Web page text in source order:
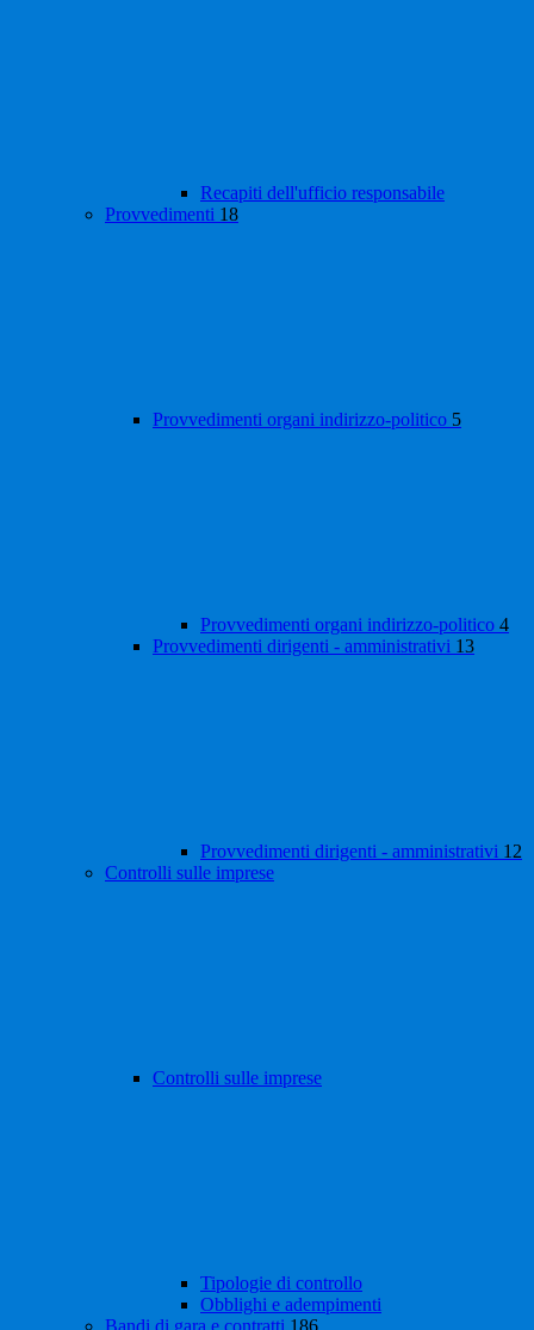
Recapiti dell'ufficio responsabile
Provvedimenti 18
Provvedimenti organi indirizzo-politico 5
Provvedimenti organi indirizzo-politico 4
Provvedimenti dirigenti - amministrativi 13
Provvedimenti dirigenti - amministrativi 12
Controlli sulle imprese
Controlli sulle imprese
Tipologie di controllo
Obblighi e adempimenti